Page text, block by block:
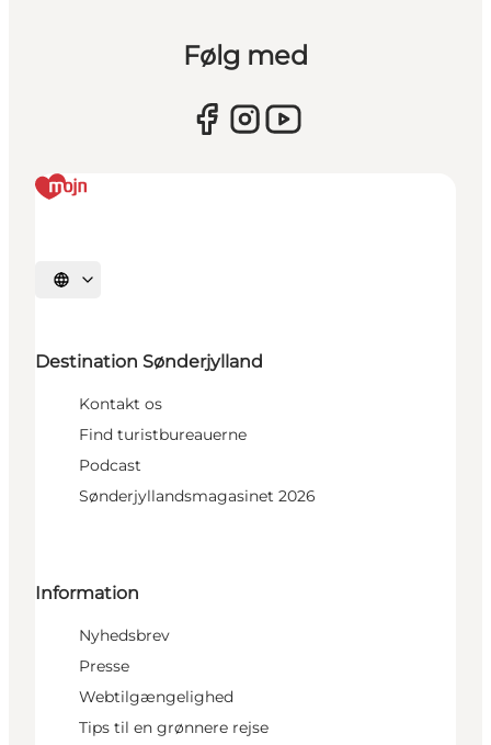
Følg med
Vælg sprog
Destination Sønderjylland
Kontakt os
Find turistbureauerne
Podcast
Sønderjyllandsmagasinet 2026
Information
Nyhedsbrev
Presse
Webtilgængelighed
Tips til en grønnere rejse